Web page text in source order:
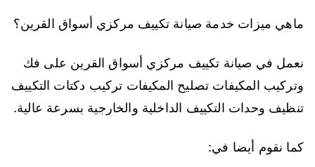
ماهي ميزات خدمة صيانة تكييف مركزي أسواق القرين؟
نعمل في صيانة تكييف مركزي أسواق القرين على فك
وتركيب المكيفات تصليح المكيفات تركيب دكتات التكييف
تنظيف وحدات التكييف الداخلية والخارجية بسرعة عالية.
كما نقوم أيضا في: